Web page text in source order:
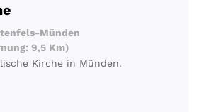
Münden
9,5 Km)
Kirche in Münden.